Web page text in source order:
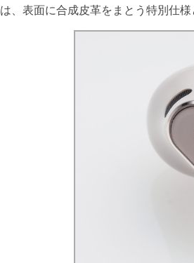
は、表面に合成皮革をまとう特別仕様